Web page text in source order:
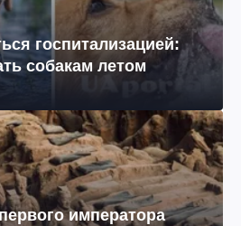
госпитализацией:
собакам летом
императора